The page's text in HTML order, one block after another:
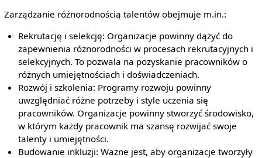
Zarządzanie różnorodnością talentów obejmuje m.in.:
Rekrutację i selekcję: Organizacje powinny dążyć do
zapewnienia różnorodności w procesach rekrutacyjnych i
selekcyjnych. To pozwala na pozyskanie pracowników o
różnych umiejętnościach i doświadczeniach.
Rozwój i szkolenia: Programy rozwoju powinny
uwzględniać różne potrzeby i style uczenia się
pracowników. Organizacje powinny stworzyć środowisko,
w którym każdy pracownik ma szansę rozwijać swoje
talenty i umiejętności.
Budowanie inkluzji: Ważne jest, aby organizacje tworzyły